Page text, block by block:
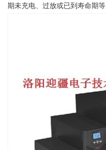
期未充电、过放或已到寿命期等